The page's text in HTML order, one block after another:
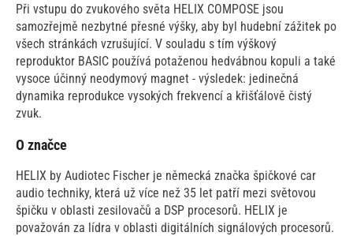
Při vstupu do zvukového světa HELIX COMPOSE jsou
samozřejmě nezbytné přesné výšky, aby byl hudební zážitek po
všech stránkách vzrušující. V souladu s tím výškový
reproduktor BASIC používá potaženou hedvábnou kopuli a také
vysoce účinný neodymový magnet - výsledek: jedinečná
dynamika reprodukce vysokých frekvencí a křišťálově čistý
zvuk.
O značce
HELIX by Audiotec Fischer je německá značka špičkové car
audio techniky, která už více než 35 let patří mezi světovou
špičku v oblasti zesilovačů a DSP procesorů. HELIX je
považován za lídra v oblasti digitálních signálových procesorů.